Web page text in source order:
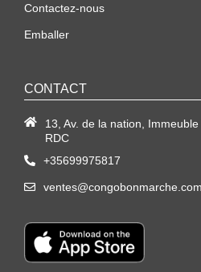
Contactez-nous
Emballer
CONTACT
13, Av. de la nation,
RDC
+35699975817
ventes@congobonmarche.com